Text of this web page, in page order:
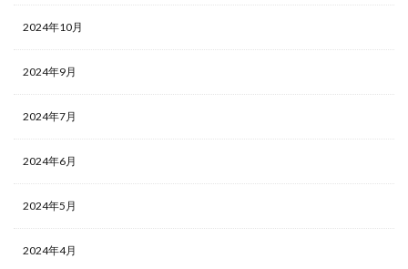
2024年10月
2024年9月
2024年7月
2024年6月
2024年5月
2024年4月